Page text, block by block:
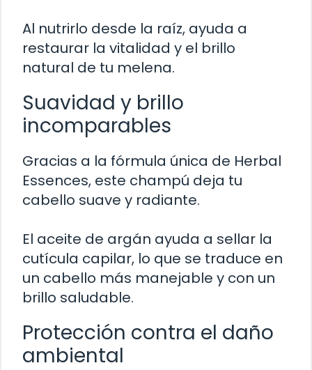
Al nutrirlo desde la raíz, ayuda a
restaurar la vitalidad y el brillo
natural de tu melena.
Suavidad y brillo
incomparables
Gracias a la fórmula única de Herbal
Essences, este champú deja tu
cabello suave y radiante.
El aceite de argán ayuda a sellar la
cutícula capilar, lo que se traduce en
un cabello más manejable y con un
brillo saludable.
Protección contra el daño
ambiental